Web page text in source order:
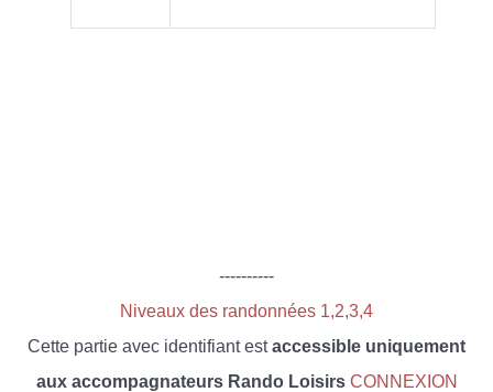
----------
Niveaux des randonnées 1,2,3,4
Cette partie avec identifiant estaccessible uniquement
aux accompagnateurs Rando Loisirs CONNEXION